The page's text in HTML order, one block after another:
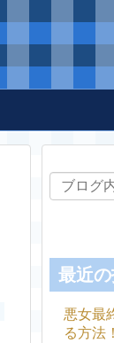
最近
悪女最
る方法